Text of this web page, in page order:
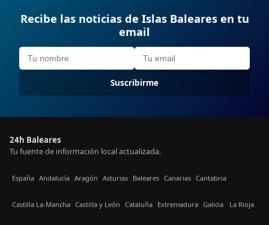
Recibe las noticias de Islas Baleares en tu
email
Suscribirme
24h Baleares
Tu fuente de información local actualizada.
España Andalucía Aragón Asturias Baleares Canarias Cantabria
Castilla La-Mancha Castilla y León Cataluña Extremadura Galicia La Rioja